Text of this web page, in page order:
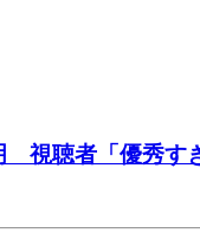
視聴者「優秀す